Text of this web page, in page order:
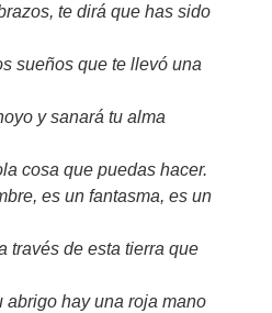
te dirá que has sido
sueños que te llevó una
y sanará tu alma
cosa que puedas hacer.
es un fantasma, es un
través de esta tierra que
abrigo hay una roja mano